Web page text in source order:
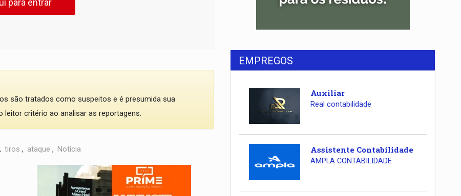
para entrar
são tratados como suspeitos e é presumida sua
leitor critério ao analisar as reportagens.
, tiros , ataque , Notícia
EMPREGOS
Auxiliar
Real contabilidade
Assistente Contabilidade
AMPLA CONTABILIDADE